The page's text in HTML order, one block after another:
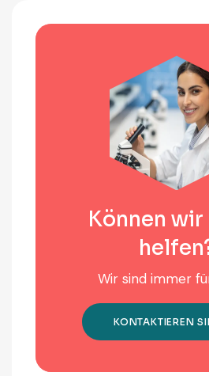
Können wir
Wir sind immer
KONTAKTIEREN